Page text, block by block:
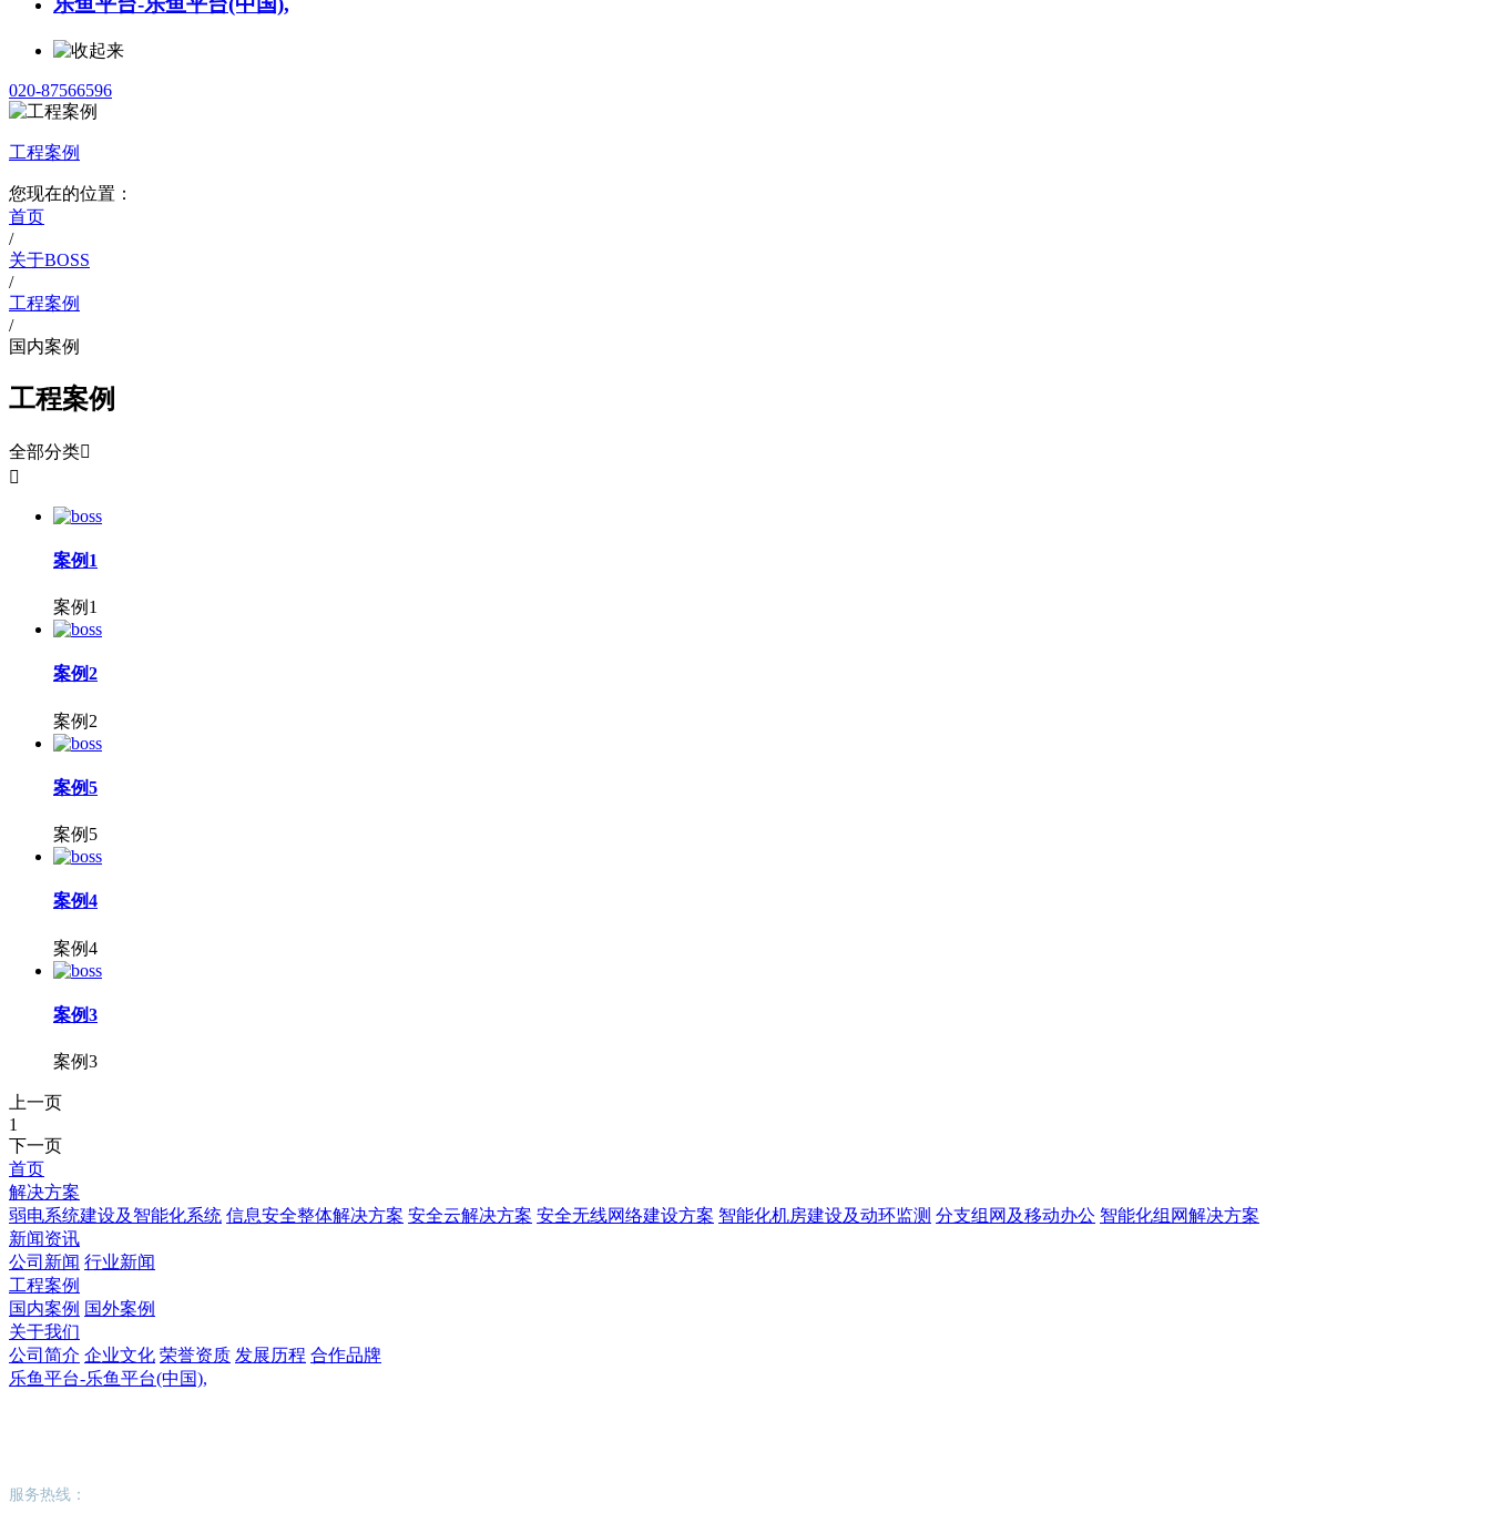
020-87566596
工程案例
您现在的位置：
首页
/
关于BOSS
/
工程案例
/
国内案例
工程案例
全部分类

案例1
案例1
案例2
案例2
案例5
案例5
案例4
案例4
案例3
案例3
上一页
1
下一页
首页
解决方案
弱电系统建设及智能化系统 信息安全整体解决方案 安全云解决方案 安全无线网络建设方案 智能化机房建设及动环监测 分支组网及移动办公 智能化组网解决方案
新闻资讯
公司新闻 行业新闻
工程案例
国内案例 国外案例
关于我们
公司简介 企业文化 荣誉资质 发展历程 合作品牌
乐鱼平台-乐鱼平台(中国),
服务热线：